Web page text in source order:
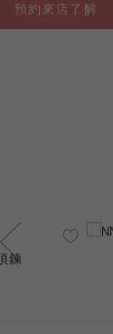
預約來店了解
鍊